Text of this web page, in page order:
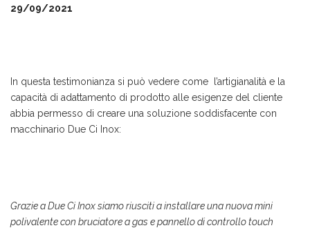
29/09/2021
In questa testimonianza si può vedere come l’artigianalità e la
capacità di adattamento di prodotto alle esigenze del cliente
abbia permesso di creare una soluzione soddisfacente con
macchinario Due Ci Inox:
Grazie a Due Ci Inox siamo riusciti a installare una nuova mini
polivalente con bruciatore a gas e pannello di controllo touch